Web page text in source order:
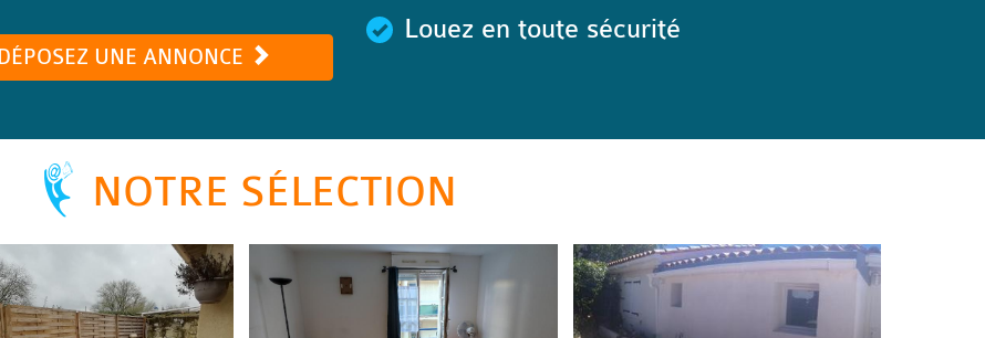
DÉPOSEZ UNE ANNONCE
Louez en toute sécurité
NOTRE SÉLECTION